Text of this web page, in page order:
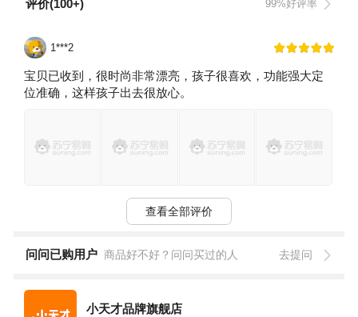
评价(100+) 99%好评率
1***2
宝贝已收到，很时尚非常漂亮，孩子很喜欢，功能强大定
位准确，这样孩子出去很放心。
查看全部评价
问问已购用户 商品好不好？问问买过的人 去提问
小天才品牌旗舰店